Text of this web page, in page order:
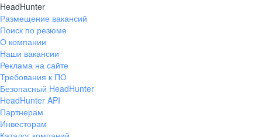
HeadHunter
Размещение вакансий
Поиск по резюме
О компании
Наши вакансии
Реклама на сайте
Требования к ПО
Безопасный HeadHunter
HeadHunter API
Партнерам
Инвесторам